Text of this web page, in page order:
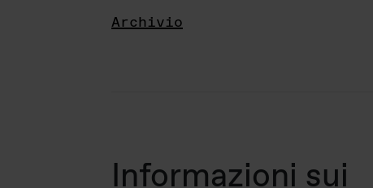
Archivio
Informazioni sui